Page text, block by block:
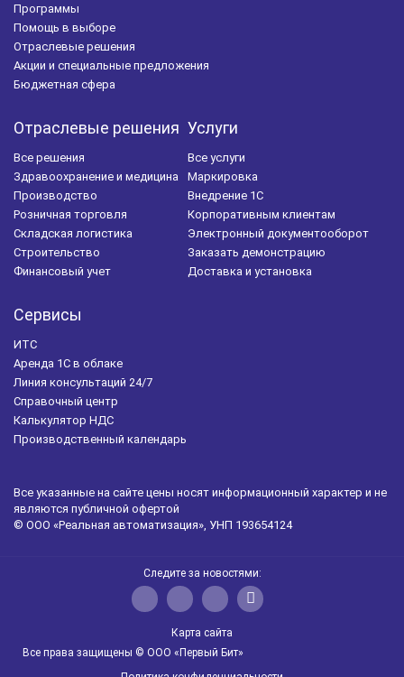
Программы
Помощь в выборе
Отраслевые решения
Акции и специальные предложения
Бюджетная сфера
Отраслевые решения
Все решения
Здравоохранение и медицина
Производство
Розничная торговля
Складская логистика
Строительство
Финансовый учет
Услуги
Все услуги
Маркировка
Внедрение 1С
Корпоративным клиентам
Электронный документооборот
Заказать демонстрацию
Доставка и установка
Сервисы
ИТС
Аренда 1С в облаке
Линия консультаций 24/7
Справочный центр
Калькулятор НДС
Производственный календарь
Все указанные на сайте цены носят информационный характер и не
являются публичной офертой
© ООО «Реальная автоматизация», УНП 193654124
Следите за новостями:
Карта сайта
Все права защищены © ООО «Первый Бит»